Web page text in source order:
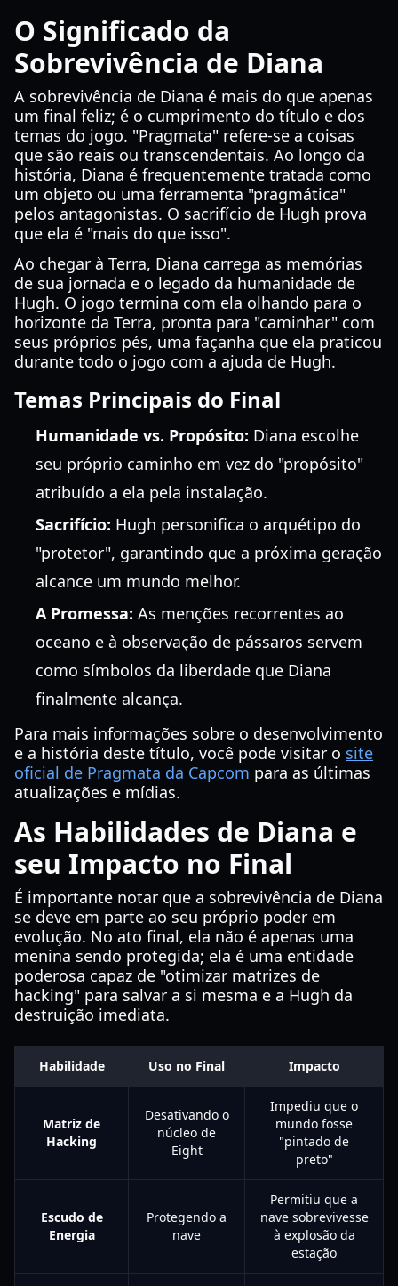
O Significado da
Sobrevivência de Diana
A sobrevivência de Diana é mais do que apenas
um final feliz; é o cumprimento do título e dos
temas do jogo. "Pragmata" refere-se a coisas
que são reais ou transcendentais. Ao longo da
história, Diana é frequentemente tratada como
um objeto ou uma ferramenta "pragmática"
pelos antagonistas. O sacrifício de Hugh prova
que ela é "mais do que isso".
Ao chegar à Terra, Diana carrega as memórias
de sua jornada e o legado da humanidade de
Hugh. O jogo termina com ela olhando para o
horizonte da Terra, pronta para "caminhar" com
seus próprios pés, uma façanha que ela praticou
durante todo o jogo com a ajuda de Hugh.
Temas Principais do Final
Humanidade vs. Propósito: Diana escolhe
seu próprio caminho em vez do "propósito"
atribuído a ela pela instalação.
Sacrifício: Hugh personifica o arquétipo do
"protetor", garantindo que a próxima geração
alcance um mundo melhor.
A Promessa: As menções recorrentes ao
oceano e à observação de pássaros servem
como símbolos da liberdade que Diana
finalmente alcança.
Para mais informações sobre o desenvolvimento
e a história deste título, você pode visitar o site
oficial de Pragmata da Capcom para as últimas
atualizações e mídias.
As Habilidades de Diana e
seu Impacto no Final
É importante notar que a sobrevivência de Diana
se deve em parte ao seu próprio poder em
evolução. No ato final, ela não é apenas uma
menina sendo protegida; ela é uma entidade
poderosa capaz de "otimizar matrizes de
hacking" para salvar a si mesma e a Hugh da
destruição imediata.
Habilidade Uso no Final Impacto
Matriz de
Hacking
Desativando o
núcleo de
Eight
Impediu que o
mundo fosse
"pintado de
preto"
Escudo de
Energia
Protegendo a
nave
Permitiu que a
nave sobrevivesse
à explosão da
estação